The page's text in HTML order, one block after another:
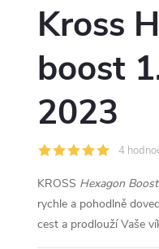
Kross
boost
2023
4
KROSS Hexagon
rychle a pohodlně
cest a prodlouží Vaše